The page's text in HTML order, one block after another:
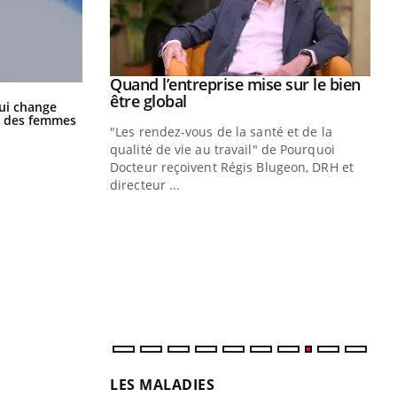
change
femmes
La sieste empêche-t-elle de dormir
la nuit ?
diabèteYoutube
c'est votre
qui
Youtube
Quand l’entreprise mise sur le bien
être globalYoutube
"Les rendez-vous de la santé et de la
qualité de vie au travail" de Pourquoi
Docteur reçoivent Régis Blugeon, DRH et
directeur ...
LES MALADIES